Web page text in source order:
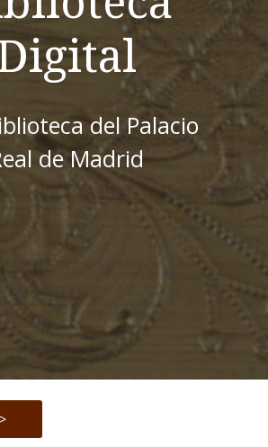
del Palacio
de Madrid
>